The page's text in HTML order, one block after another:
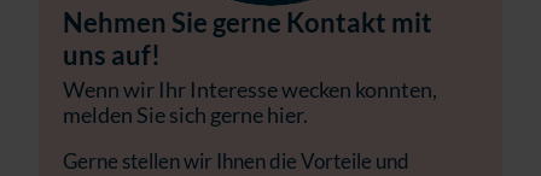
Nehmen Sie gerne Kontakt mit
uns auf!
Wenn wir Ihr Interesse wecken konnten,
melden Sie sich gerne hier.
Gerne stellen wir Ihnen die Vorteile und